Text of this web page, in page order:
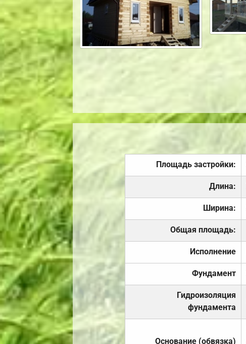
Площадь застройки:
Длина:
Ширина:
Общая площадь:
Исполнение
Фундамент
Гидроизоляция
фундамента
Основание (обвязка)